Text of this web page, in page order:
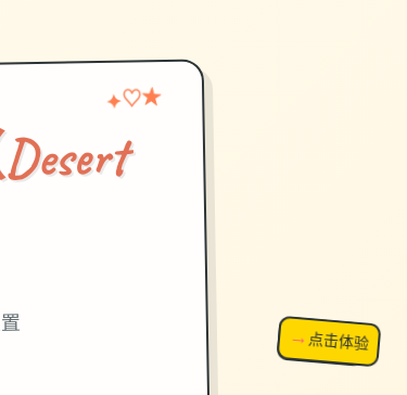
✦
♡★
↗超棒！
→点击体验